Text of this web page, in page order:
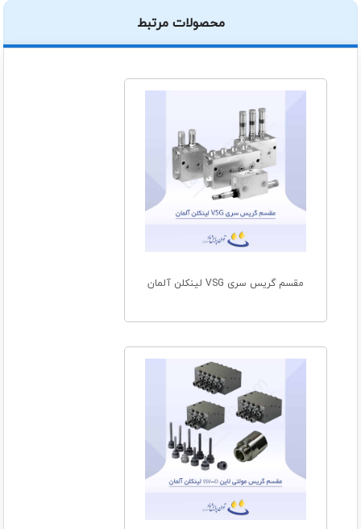
محصولات مرتبط
مقسم گریس سری VSG لینکلن آلمان